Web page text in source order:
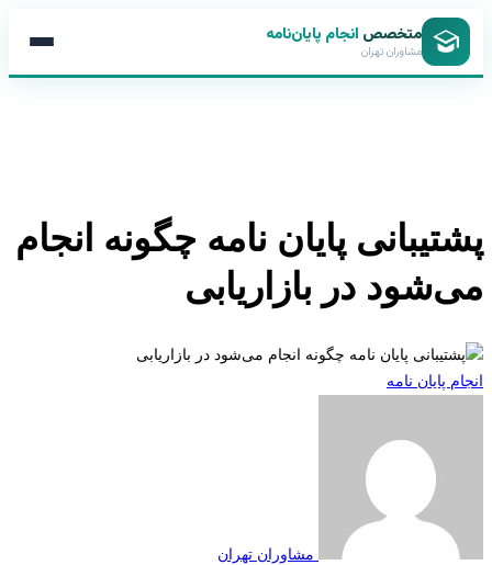
متخصصانجام پایان‌نامه
مشاوران تهران
پایان نامه چگونه انجام
در بازاریابی
پایان نامه
مشاوران تهران